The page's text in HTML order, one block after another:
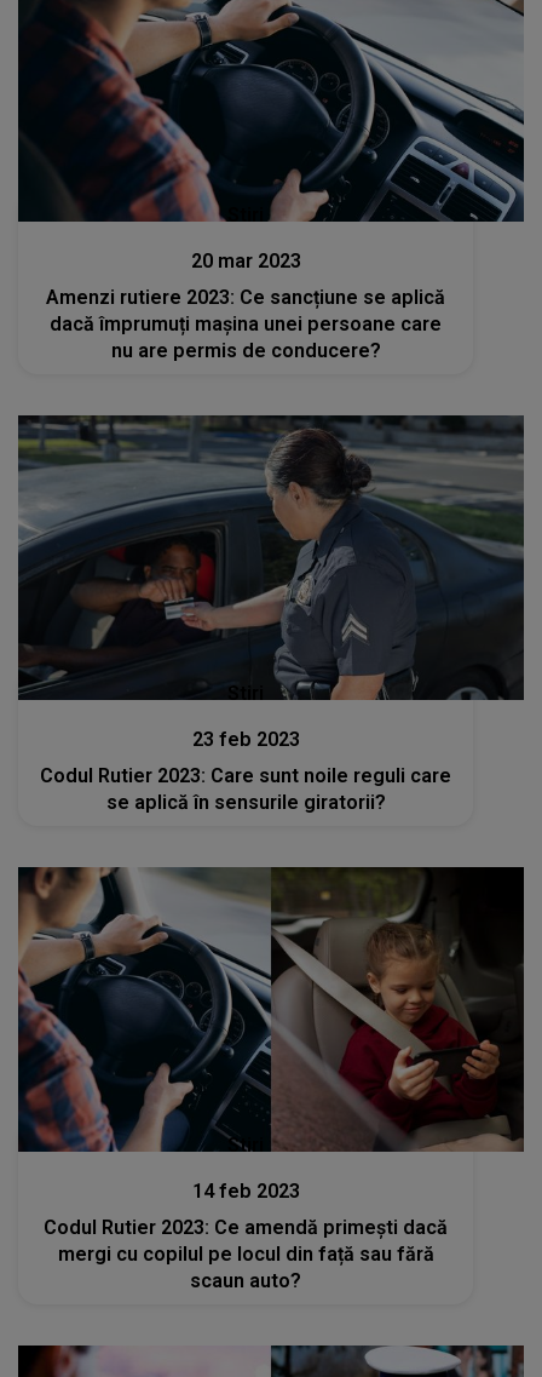
20 mar 2023
Amenzi rutiere 2023: Ce sancțiune se aplică
dacă împrumuți mașina unei persoane care
nu are permis de conducere?
Stiri
23 feb 2023
Codul Rutier 2023: Care sunt noile reguli care
se aplică în sensurile giratorii?
Stiri
14 feb 2023
Codul Rutier 2023: Ce amendă primești dacă
mergi cu copilul pe locul din față sau fără
scaun auto?